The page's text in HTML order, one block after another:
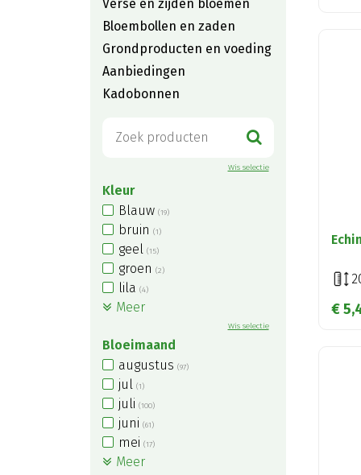
€ 5,
Verse en zijden bloemen
Bloembollen en zaden
Grondproducten en voeding
Aanbiedingen
Kadobonnen
Wis selectie
Kleur
Blauw (19)
bruin (1)
geel (15)
groen (2)
lila (4)
Meer
Wis selectie
Bloeimaand
augustus (97)
jul (1)
juli (100)
juni (61)
mei (17)
Meer